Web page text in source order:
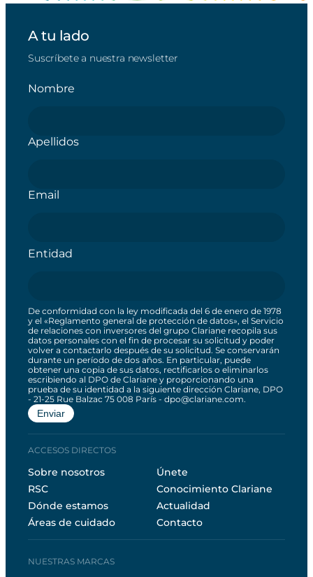
A tu lado
Suscríbete a nuestra newsletter
Nombre
Apellidos
Email
Entidad
De conformidad con la ley modificada del 6 de enero de 1978
y el «Reglamento general de protección de datos», el Servicio
de relaciones con inversores del grupo Clariane recopila sus
datos personales con el fin de procesar su solicitud y poder
volver a contactarlo después de su solicitud. Se conservarán
durante un período de dos años. En particular, puede
obtener una copia de sus datos, rectificarlos o eliminarlos
escribiendo al DPO de Clariane y proporcionando una
prueba de su identidad a la siguiente dirección Clariane, DPO
- 21-25 Rue Balzac 75 008 París - dpo@clariane.com.
ACCESOS DIRECTOS
Sobre nosotros
RSC
Dónde estamos
Áreas de cuidado
Únete
Conocimiento Clariane
Actualidad
Contacto
NUESTRAS MARCAS